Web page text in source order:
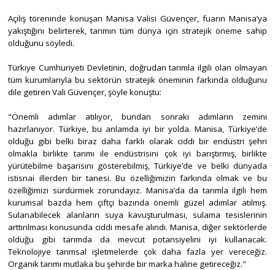
Açılış töreninde konuşan Manisa Valisi Güvençer, fuarın Manisa’ya
yakıştığını belirterek, tarımın tüm dünya için stratejik öneme sahip
olduğunu söyledi.
Türkiye Cumhuriyeti Devletinin, doğrudan tarımla ilgili olan olmayan
tüm kurumlarıyla bu sektörün stratejik öneminin farkında olduğunu
dile getiren Vali Güvençer, şöyle konuştu:
"Önemli adımlar atılıyor, bundan sonraki adımların zemini
hazırlanıyor. Türkiye, bu anlamda iyi bir yolda. Manisa, Türkiye’de
olduğu gibi belki biraz daha farklı olarak ciddi bir endüstri şehri
olmakla birlikte tarımı ile endüstrisini çok iyi barıştırmış, birlikte
yürütebilme başarısını gösterebilmiş, Türkiye’de ve belki dünyada
istisnai illerden bir tanesi. Bu özelliğimizin farkında olmak ve bu
özelliğimizi sürdürmek zorundayız. Manisa’da da tarımla ilgili hem
kurumsal bazda hem çiftçi bazında önemli güzel adımlar atılmış.
Sulanabilecek alanların suya kavuşturulması, sulama tesislerinin
arttırılması konusunda ciddi mesafe alındı. Manisa, diğer sektörlerde
olduğu gibi tarımda da mevcut potansiyelini iyi kullanacak.
Teknolojiye tarımsal işletmelerde çok daha fazla yer vereceğiz.
Organik tarımı mutlaka bu şehirde bir marka haline getireceğiz."